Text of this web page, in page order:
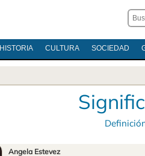
HISTORIA CULTURA SOCIEDAD
Angela Estevez